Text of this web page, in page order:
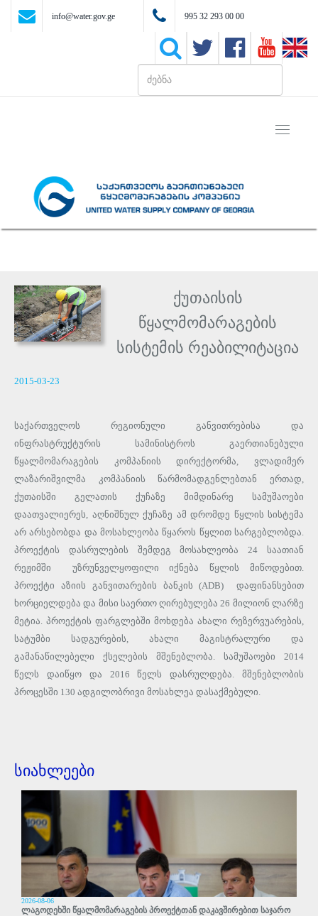
info@water.gov.ge 995 32 293 00 00
Toggle
ქუთაისის
წყალმომარაგების
სისტემის რეაბილიტაცია
2015-03-23
საქართველოს რეგიონული განვითრებისა და
ინფრასტრუქტურის სამინისტროს გაერთიანებული
წყალმომარაგების კომპანიის დირექტორმა, ვლადიმერ
ლაზარიშვილმა კომპანიის წარმომადგენლებთან ერთად,
ქუთაისში გელათის ქუჩაზე მიმდინარე სამუშაოები
დაათვალიერეს, აღნიშნულ ქუჩაზე ამ დრომდე წყლის სისტემა
არ არსებობდა და მოსახლეობა წყაროს წყლით სარგებლობდა.
პროექტის დასრულების შემდეგ მოსახლეობა 24 საათიან
რეჟიმში უზრუნველყოფილი იქნება წყლის მიწოდებით.
პროექტი აზიის განვითარების ბანკის (ADB) დაფინანსებით
ხორციელდება და მისი საერთო ღირებულება 26 მილიონ ლარზე
მეტია. პროექტის ფარგლებში მოხდება ახალი რეზერვუარების,
სატუმბი სადგურების, ახალი მაგისტრალური და
გამანაწილებელი ქსელების მშენებლობა. სამუშაოები 2014
წელს დაიწყო და 2016 წელს დასრულდება. მშენებლობის
პროცესში 130 ადგილობრივი მოსახლეა დასაქმებული.
სიახლეები
2026-08-06
ლაგოდეხში წყალმომარაგების პროექტთან დაკავშირებით საჯარო